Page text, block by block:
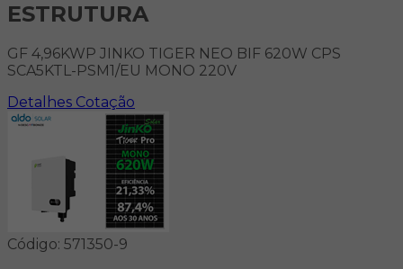
ESTRUTURA
GF 4,96KWP JINKO TIGER NEO BIF 620W CPS
SCA5KTL-PSM1/EU MONO 220V
Detalhes Cotação
Código: 571350-9